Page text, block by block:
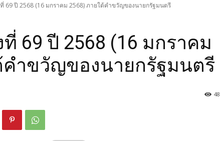
69 ปี 2568 (16 มกราคม 2568) ภายใต้คำขวัญของนายกรัฐมนตรี
69 ปี 2568 (16 มกราคม
คำขวัญของนายกรัฐมนตรี
48